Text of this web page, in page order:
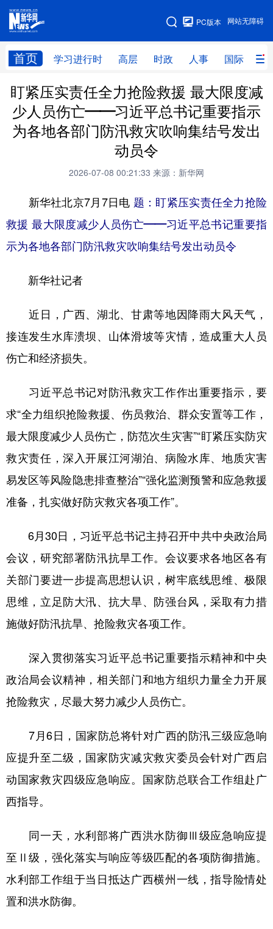
网站无障碍
PC版本
首页 学习进行时 高层 时政 人事 国际 财
网站地图
学习进行时 高层 时政 人事
国际 网评 港澳
科创 量子
访谈 视频 图片 政务
法律 中央文件 金融 汽车
城市 旅游 能源 会展
文化产业
地方频道
辽宁 吉林 上海
广西 海南 重庆
四川 贵州 云南 西藏
陕西 甘肃 青海
多语种频道
Deutsch Português
盯紧压实责任全力抢险救援 最大限度减
少人员伤亡——习近平总书记重要指示
为各地各部门防汛救灾吹响集结号发出
动员令
2026-07-08 00:21:33 来源：新华网
新华社北京7月7日电 题：盯紧压实责任全力抢险
救援 最大限度减少人员伤亡——习近平总书记重要指
示为各地各部门防汛救灾吹响集结号发出动员令
新华社记者
近日，广西、湖北、甘肃等地因降雨大风天气，
接连发生水库溃坝、山体滑坡等灾情，造成重大人员
伤亡和经济损失。
习近平总书记对防汛救灾工作作出重要指示，要
求“全力组织抢险救援、伤员救治、群众安置等工作，
最大限度减少人员伤亡，防范次生灾害”“盯紧压实防灾
救灾责任，深入开展江河湖泊、病险水库、地质灾害
易发区等风险隐患排查整治”“强化监测预警和应急救援
准备，扎实做好防灾救灾各项工作”。
6月30日，习近平总书记主持召开中共中央政治局
会议，研究部署防汛抗旱工作。会议要求各地区各有
关部门要进一步提高思想认识，树牢底线思维、极限
思维，立足防大汛、抗大旱、防强台风，采取有力措
施做好防汛抗旱、抢险救灾各项工作。
深入贯彻落实习近平总书记重要指示精神和中央
政治局会议精神，相关部门和地方组织力量全力开展
抢险救灾，尽最大努力减少人员伤亡。
7月6日，国家防总将针对广西的防汛三级应急响
应提升至二级，国家防灾减灾救灾委员会针对广西启
动国家救灾四级应急响应。国家防总联合工作组赴广
西指导。
同一天，水利部将广西洪水防御Ⅲ级应急响应提
至Ⅱ级，强化落实与响应等级匹配的各项防御措施。
水利部工作组于当日抵达广西横州一线，指导险情处
置和洪水防御。